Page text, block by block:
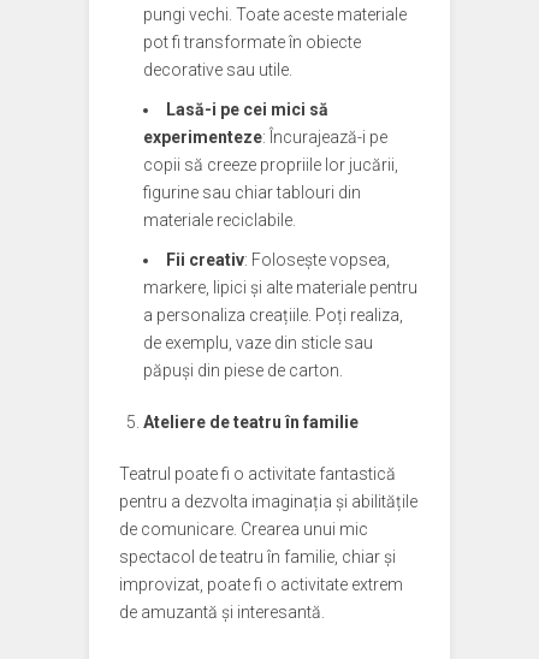
pungi vechi. Toate aceste materiale
pot fi transformate în obiecte
decorative sau utile.
Lasă-i pe cei mici să
experimenteze: Încurajează-i pe
copii să creeze propriile lor jucării,
figurine sau chiar tablouri din
materiale reciclabile.
Fii creativ: Folosește vopsea,
markere, lipici și alte materiale pentru
a personaliza creațiile. Poți realiza,
de exemplu, vaze din sticle sau
păpuși din piese de carton.
Ateliere de teatru în familie
Teatrul poate fi o activitate fantastică
pentru a dezvolta imaginația și abilitățile
de comunicare. Crearea unui mic
spectacol de teatru în familie, chiar și
improvizat, poate fi o activitate extrem
de amuzantă și interesantă.